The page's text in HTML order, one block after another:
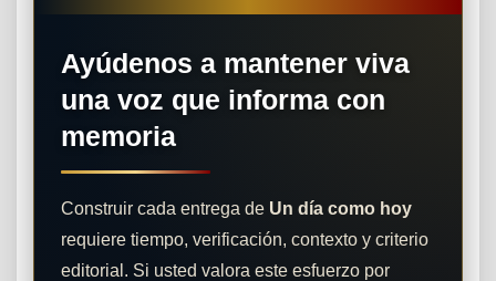
Ayúdenos a mantener viva
una voz que informa con
memoria
Construir cada entrega de Un día como hoy
requiere tiempo, verificación, contexto y criterio
editorial. Si usted valora este esfuerzo por